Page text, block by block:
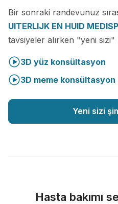
Bir sonraki randevunuz
UITERLIJK EN HUID
tavsiyeler alırken "yeni sizi"
3D yüz konsültasyon
3D meme konsültasyon
Yeni sizi
Hasta bakımı